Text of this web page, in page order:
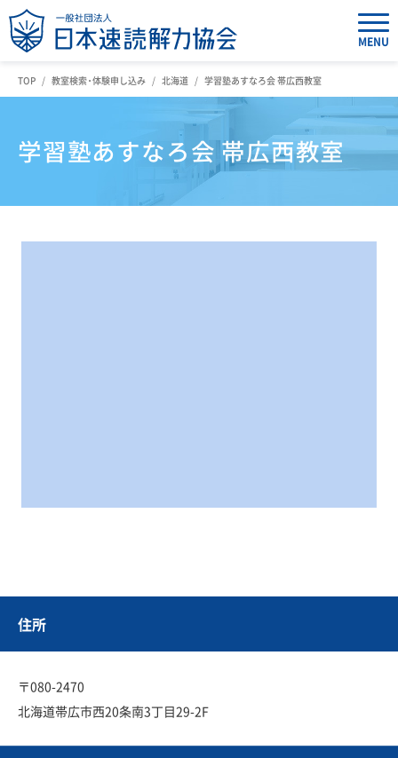
MENU
TOP 教室検索・体験申し込み 北海道 学習塾あすなろ会 帯広西教室
学習塾あすなろ会 帯広西教室
住所
〒080-2470
北海道帯広市西20条南3丁目29-2F